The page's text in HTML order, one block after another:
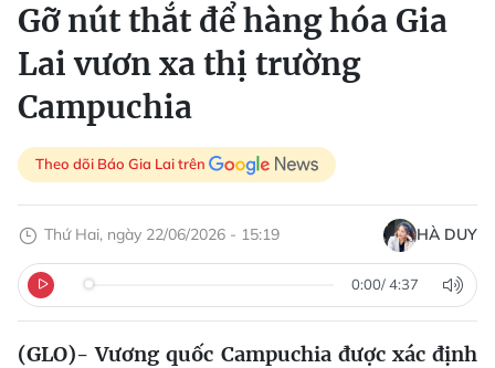
Gỡ nút thắt để hàng hóa Gia
Lai vươn xa thị trường
Campuchia
Theo dõi Báo Gia Lai trên
Thứ Hai, ngày 22/06/2026 - 15:19 HÀ DUY
0:00/4:37
(GLO)- Vương quốc Campuchia được xác định